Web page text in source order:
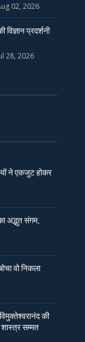
02, 2026
प्रदर्शनी
28, 2026
ने एकजुट होकर
अद्भुत संगम,
वो निकला
की
शास्त्र सम्मत